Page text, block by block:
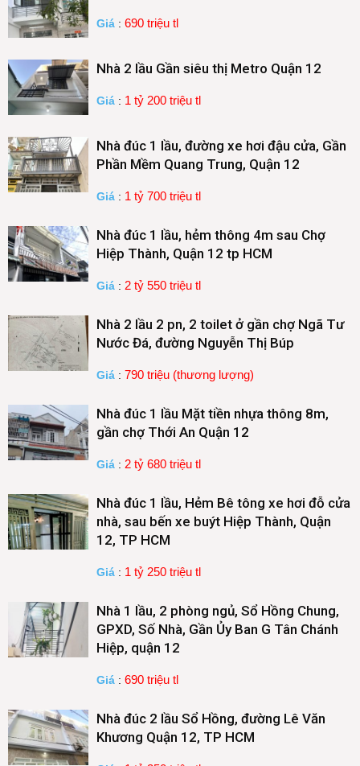
Giá : 690 triệu tl
Nhà 2 lầu Gần siêu thị Metro Quận 12
Giá : 1 tỷ 200 triệu tl
Nhà đúc 1 lầu, đường xe hơi đậu cửa, Gần
Phần Mềm Quang Trung, Quận 12
Giá : 1 tỷ 700 triệu tl
Nhà đúc 1 lầu, hẻm thông 4m sau Chợ
Hiệp Thành, Quận 12 tp HCM
Giá : 2 tỷ 550 triệu tl
Nhà 2 lầu 2 pn, 2 toilet ở gần chợ Ngã Tư
Nước Đá, đường Nguyễn Thị Búp
Giá : 790 triệu (thương lượng)
Nhà đúc 1 lầu Mặt tiền nhựa thông 8m,
gần chợ Thới An Quận 12
Giá : 2 tỷ 680 triệu tl
Nhà đúc 1 lầu, Hẻm Bê tông xe hơi đỗ cửa
nhà, sau bến xe buýt Hiệp Thành, Quận
12, TP HCM
Giá : 1 tỷ 250 triệu tl
Nhà 1 lầu, 2 phòng ngủ, Sổ Hồng Chung,
GPXD, Số Nhà, Gần Ủy Ban G Tân Chánh
Hiệp, quận 12
Giá : 690 triệu tl
Nhà đúc 2 lầu Sổ Hồng, đường Lê Văn
Khương Quận 12, TP HCM